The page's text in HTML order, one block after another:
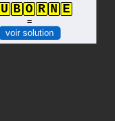
U B O R N E
=
voir solution